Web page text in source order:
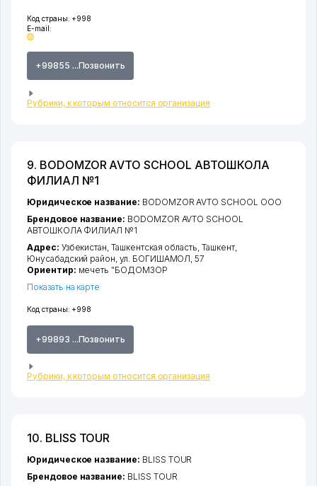
Код страны: +998
E-mail:
+99855 ...Позвонить
Рубрики, к которым относится организация
9. BODOMZOR AVTO SCHOOL АВТОШКОЛА
ФИЛИАЛ №1
Код страны: +998
+99893 ...Позвонить
Рубрики, к которым относится организация
Юридическое название: BODOMZOR AVTO SCHOOL ООО
Брендовое название: BODOMZOR AVTO SCHOOL
АВТОШКОЛА ФИЛИАЛ №1
Адрес: Узбекистан,Ташкентская область ,Ташкент,
Юнусабадский район ,ул. БОГИШАМОЛ , 57
Ориентир: мечеть "БОДОМЗОР
Показать на карте
10. BLISS TOUR
Юридическое название: BLISS TOUR
Брендовое название: BLISS TOUR